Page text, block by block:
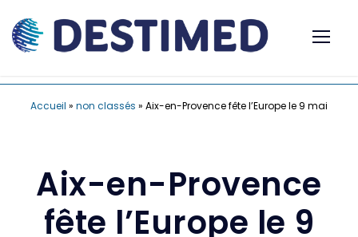
Accueil » non classés » Aix-en-Provence fête l’Europe le 9 mai
Aix-en-Provence
fête l’Europe le 9